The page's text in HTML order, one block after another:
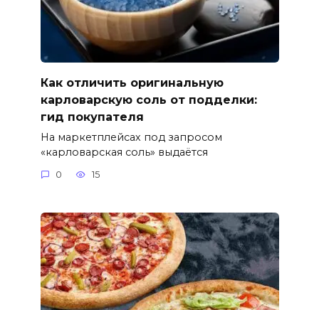
Как отличить оригинальную
карловарскую соль от подделки:
гид покупателя
На маркетплейсах под запросом
«карловарская соль» выдаётся
0 15